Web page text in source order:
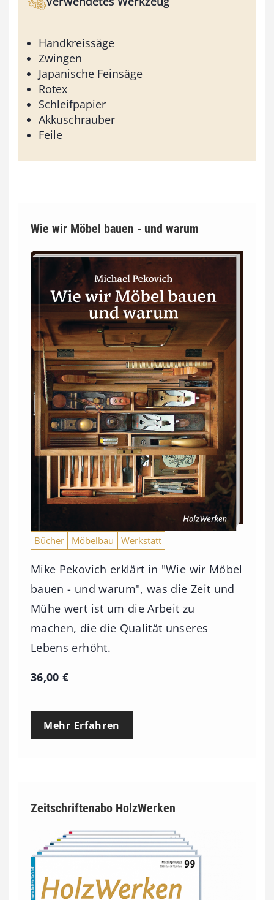
Handkreissäge
Zwingen
Japanische Feinsäge
Rotex
Schleifpapier
Akkuschrauber
Feile
Wie wir Möbel bauen - und warum
Bücher Möbelbau Werkstatt
Mike Pekovich erklärt in "Wie wir Möbel
bauen - und warum", was die Zeit und
Mühe wert ist um die Arbeit zu
machen, die die Qualität unseres
Lebens erhöht.
36,00€
Mehr Erfahren
Zeitschriftenabo HolzWerken